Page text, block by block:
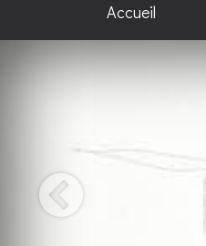
Accueil